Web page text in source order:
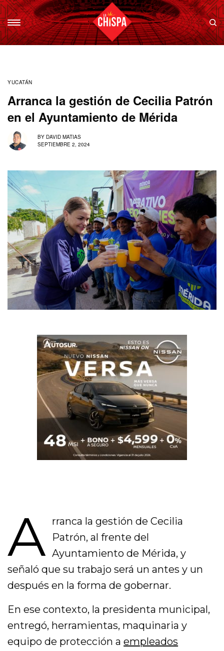
YUCATÁN
Arranca la gestión de Cecilia Patrón
en el Ayuntamiento de Mérida
BY DAVID MATIAS
SEPTIEMBRE 2, 2024
A rranca la gestión de Cecilia
Patrón, al frente del
Ayuntamiento de Mérida, y
señaló que su trabajo será un antes y un
después en la forma de gobernar.
En ese contexto, la presidenta municipal,
entregó, herramientas, maquinaria y
equipo de protección aempleados